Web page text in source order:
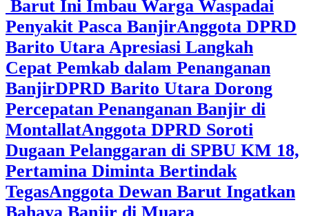
Barut Ini Imbau Warga Waspadai
Penyakit Pasca BanjirAnggota DPRD
Barito Utara Apresiasi Langkah
Cepat Pemkab dalam Penanganan
BanjirDPRD Barito Utara Dorong
Percepatan Penanganan Banjir di
MontallatAnggota DPRD Soroti
Dugaan Pelanggaran di SPBU KM 18,
Pertamina Diminta Bertindak
TegasAnggota Dewan Barut Ingatkan